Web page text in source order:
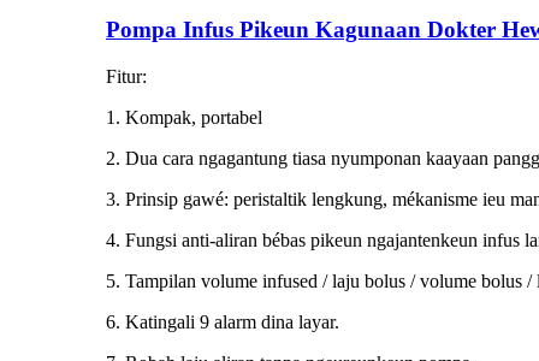
Pompa Infus Pikeun Kagunaan Dokter
Fitur:
1. Kompak, portabel
2. Dua cara ngagantung tiasa nyumponan kaayaan
3. Prinsip gawé: peristaltik lengkung, mékanisme ieu
4. Fungsi anti-aliran bébas pikeun ngajantenkeun infus
5. Tampilan volume infused / laju bolus / volume bolus
6. Katingali 9 alarm dina layar.